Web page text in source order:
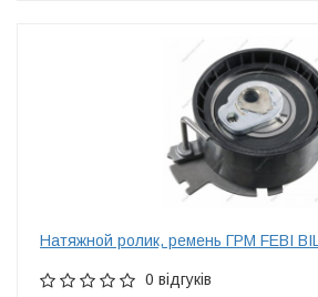
Натяжной ролик, ремень ГРМ FEBI
0 відгуків